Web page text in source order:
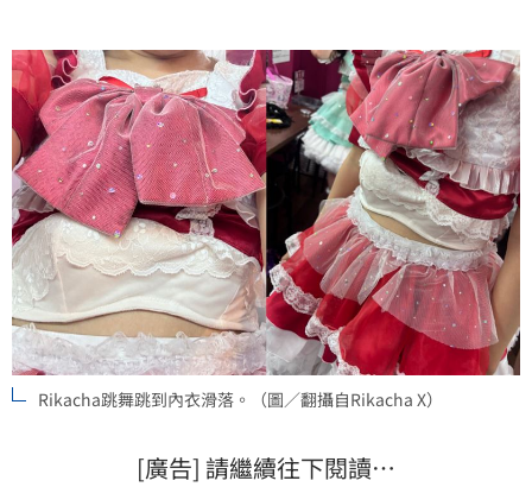
Rikacha跳舞跳到內衣滑落。（圖／翻攝自Rikacha X）
[廣告] 請繼續往下閱讀…